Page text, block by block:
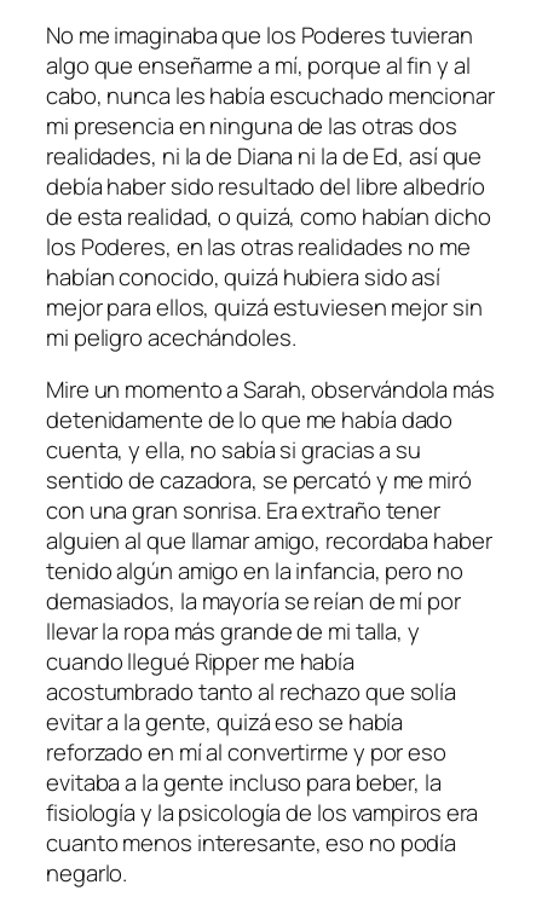
No me imaginaba que los Poderes tuvieran
algo que enseñarme a mí, porque al fin y al
cabo, nunca les había escuchado mencionar
mi presencia en ninguna de las otras dos
realidades, ni la de Diana ni la de Ed, así que
debía haber sido resultado del libre albedrío
de esta realidad, o quizá, como habían dicho
los Poderes, en las otras realidades no me
habían conocido, quizá hubiera sido así
mejor para ellos, quizá estuviesen mejor sin
mi peligro acechándoles.
Mire un momento a Sarah, observándola más
detenidamente de lo que me había dado
cuenta, y ella, no sabía si gracias a su
sentido de cazadora, se percató y me miró
con una gran sonrisa. Era extraño tener
alguien al que llamar amigo, recordaba haber
tenido algún amigo en la infancia, pero no
demasiados, la mayoría se reían de mí por
llevar la ropa más grande de mi talla, y
cuando llegué Ripper me había
acostumbrado tanto al rechazo que solía
evitar a la gente, quizá eso se había
reforzado en mí al convertirme y por eso
evitaba a la gente incluso para beber, la
fisiología y la psicología de los vampiros era
cuanto menos interesante, eso no podía
negarlo.